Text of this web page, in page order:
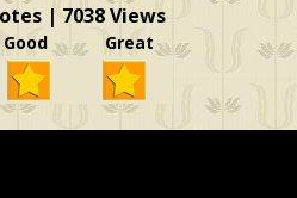
| 7038 Views
Great